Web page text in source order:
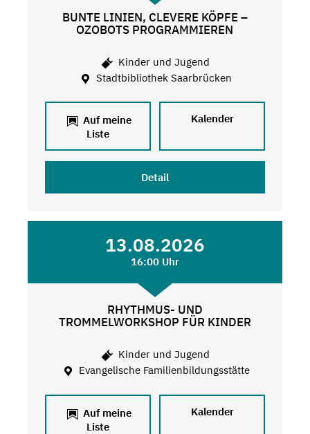
BUNTE LINIEN, CLEVERE KÖPFE –
OZOBOTS PROGRAMMIEREN
Kinder und Jugend
Stadtbibliothek Saarbrücken
Auf meine
Liste
Kalender
Detail
13.08.2026
16:00 Uhr
RHYTHMUS- UND
TROMMELWORKSHOP FÜR KINDER
Kinder und Jugend
Evangelische Familienbildungsstätte
Auf meine
Liste
Kalender